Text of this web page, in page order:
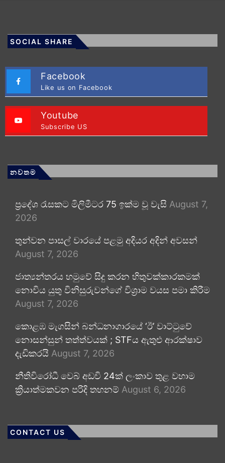
SOCIAL SHARE
Facebook
Like us on Facebook
Youtube
Subscribe US
නවතම
ප්‍රදේශ රැසකට මිලිමීටර 75 ඉක්ම වූ වැසි August 7,
2026
තුන්වන පාසල් වාරයේ පළමු අදියර අදින් අවසන්
August 7, 2026
ජාත්‍යන්තරය හමුවේ සිදු කරන හිතුවක්කාරකමක්
නොවිය යුතු විනිසුරුවන්ගේ විශ්‍රාම වයස පමා කිරීම
August 7, 2026
කොළඹ මැගසින් බන්ධනාගාරයේ ‘ඊ’ වාට්ටුවේ
නොසන්සුන් තත්ත්වයක් ; STFය ඇතුළු ආරක්ෂාව
දැඩිකරයි August 7, 2026
නීතිවිරෝධී වෙබ් අඩවි 24ක් ලංකාව තුළ වහාම
ක්‍රියාත්මකවන පරිදි තහනම් August 6, 2026
CONTACT US